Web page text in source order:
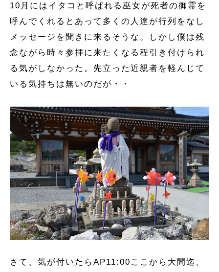
10月にはイタコと呼ばれる巫女が死者の御霊を
呼んでくれるとあって多くの人達が行列をなし
メッセージを聞きに来るそうな。しかし僕は残
念ながら時々参拝に来たくなる程引き付けられ
る気がしなかった。先立った近親者を軽んじて
いる気持ちは無いのだが・・
さて、気が付いたらAP11:00ここから大間迄、